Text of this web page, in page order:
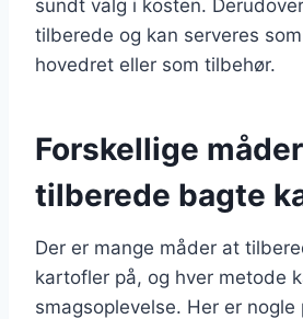
sundt valg i kosten.
tilberede og kan serveres
hovedret eller som tilbehør.
Forskellige
tilberede bagte
Der er mange måder at
kartofler på, og hver metode
smagsoplevelse. Her er